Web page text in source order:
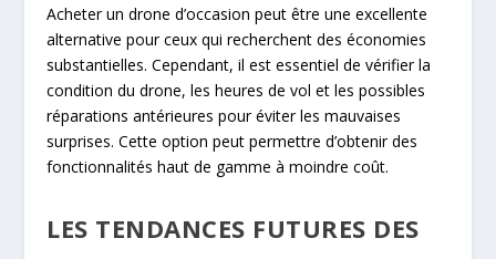
Acheter un drone d’occasion peut être une excellente
alternative pour ceux qui recherchent des économies
substantielles. Cependant, il est essentiel de vérifier la
condition du drone, les heures de vol et les possibles
réparations antérieures pour éviter les mauvaises
surprises. Cette option peut permettre d’obtenir des
fonctionnalités haut de gamme à moindre coût.
LES TENDANCES FUTURES DES